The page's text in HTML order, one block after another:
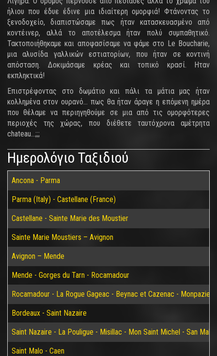
ήλιου που έδυε έδινε μια ιδιαίτερη ομορφιά! Φτάνοντας το
ξενοδοχείο, διαπιστώσαμε πως ήταν κατασκευασμένο από
κοντέινερ, αλλά το αποτέλεσμα ήταν πολύ συμπαθητικό.
Τακτοποιήθηκαμε και αποφασίσαμε να φάμε στο Le Boucharie,
μια αλυσίδα γαλλικών εστιατορίων, που ήταν σε κοντινή
απόσταση. Δοκιμάσαμε κρέας και τοπικό κρασί. Ηταν
εκπληκτικά!
Επιστρέφοντας στο δωμάτιο και πάλι τα μάτια μας ήταν
κολλημένα στον ουρανό... πως θα ήταν άραγε η επόμενη ημέρα
που θέλαμε να περιηγηθούμε σε μια από τις ομορφότερες
περιοχές της χώρας, που διέθετε ταυτόχρονα αμέτρητα
chateau...;;;
Ημερολόγιο Ταξιδιού
Ancona - Parma
Parma (Italy) - Castellane (France)
Castellane - Sainte Marie des Moustier
Sainte Marie Moustiers – Avignon
Avignon – Mende
Mende - Gorges du Tarn - Rocamadour
Rocamadour - La Rogue Gageac - Beynac et Cazenac -
Bordeaux - Saint Nazaire
Saint Nazaire - La Pouligue - Misillac - Mon Saint Michel - San Malo
Saint Malo - Caen